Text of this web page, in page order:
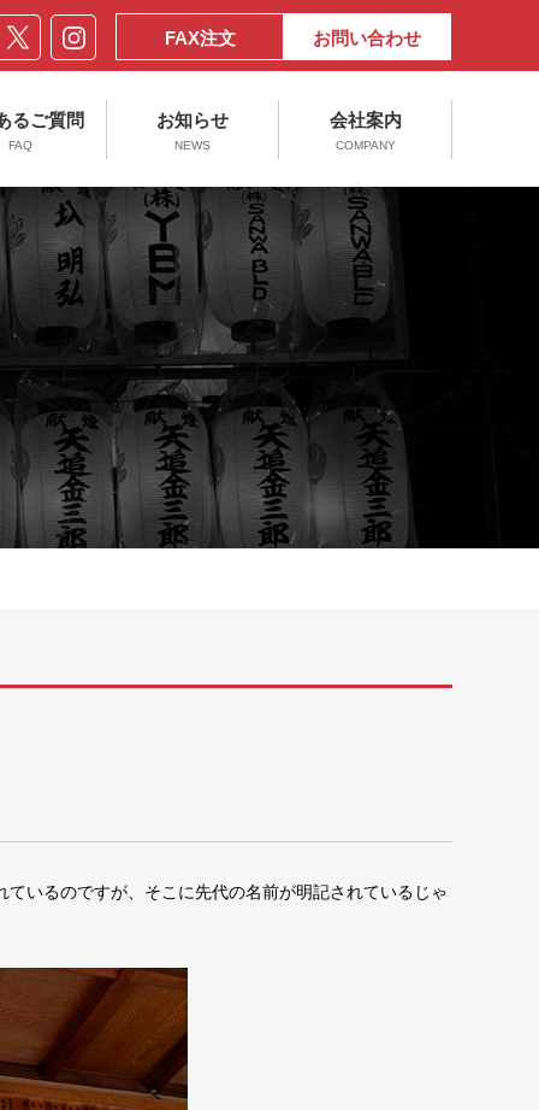
FAX注文 お問い合わせ
るご質問
FAQ
お知らせ
NEWS
会社案内
COMPANY
いるのですが、そこに先代の名前が明記されているじゃ